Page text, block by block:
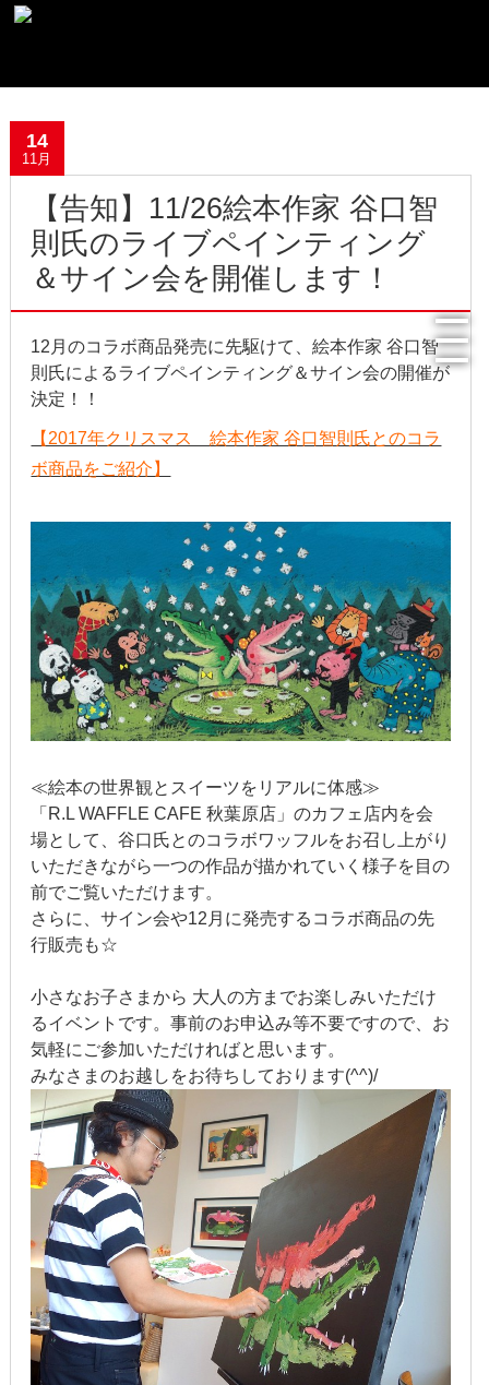
メディア掲載情報
フリーペーパー使用食器紹介
R.Lオフィシャルサイト
過去の記事
2022年1月
2021年12月
2021年9月
2021年6月
2021年4月
2020年8月
2020年4月
2020年1月
2019年12月
2019年11月
2019年10月
2019年9月
2019年8月
2019年7月
2019年6月
14
11月
【告知】11/26絵本作家 谷口智
則氏のライブペインティング
＆サイン会を開催します！
12月のコラボ商品発売に先駆けて、絵本作家 谷口智
則氏によるライブペインティング＆サイン会の開催が
決定！！
【2017年クリスマス 絵本作家 谷口智則氏とのコラ
ボ商品をご紹介】
≪絵本の世界観とスイーツをリアルに体感≫
「R.L WAFFLE CAFE 秋葉原店」のカフェ店内を会
場として、谷口氏とのコラボワッフルをお召し上がり
いただきながら一つの作品が描かれていく様子を目の
前でご覧いただけます。
さらに、サイン会や12月に発売するコラボ商品の先
行販売も☆
小さなお子さまから 大人の方までお楽しみいただけ
るイベントです。事前のお申込み等不要ですので、お
気軽にご参加いただければと思います。
みなさまのお越しをお待ちしております(^^)/